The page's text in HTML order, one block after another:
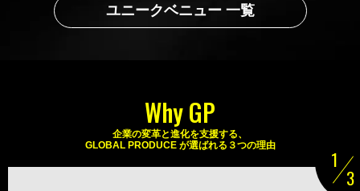
ユニークベニュー 一覧
企業の変革と進化を支援する、
GLOBAL PRODUCE が選ばれる３つの理由
Why GP
1
3